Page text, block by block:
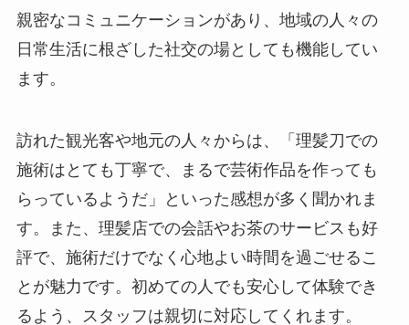
親密なコミュニケーションがあり、地域の人々の
日常生活に根ざした社交の場としても機能してい
ます。
訪れた観光客や地元の人々からは、「理髪刀での
施術はとても丁寧で、まるで芸術作品を作っても
らっているようだ」といった感想が多く聞かれま
す。また、理髪店での会話やお茶のサービスも好
評で、施術だけでなく心地よい時間を過ごせるこ
とが魅力です。初めての人でも安心して体験でき
るよう、スタッフは親切に対応してくれます。